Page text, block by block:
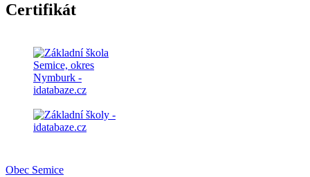
Certifikát
Obec Semice